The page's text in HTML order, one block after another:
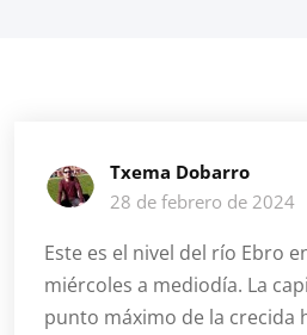
Txema Dobarro
28 de febrero de 2024
Este es el nivel del río Ebro
miércoles a mediodía. La
punto máximo de la crecida